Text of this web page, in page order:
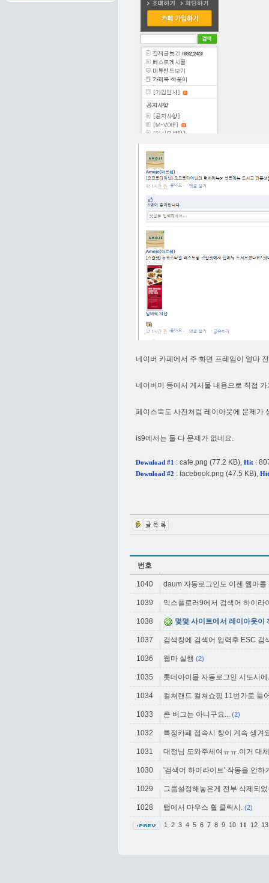
네이버 카페에서 주 화면 프레임이 얼마
네이버미 등에서 게시물 내용으로 직접
페이스북도 사진처럼 레이아웃에 문제가
is9에서는 둘 다 문제가 없네요.
Download #1 : cafe.png (77.2 KB), Hit :
Download #2 : facebook.png (47.5 KB), Hit
번호
1040 daum 자동로그인도 이젠 웹마를
1039 익스플로러9에서 검색어 하이라
1038 몇몇 사이트에서 레이아웃이
1037 검색창에 검색어 입력후 ESC 검
1036 웹마 실행 (2)
1035 롯데아이몰 자동로그인 시도시에
1034 컬쳐랜드 컬쳐쇼핑 11번가로 들
1033 큰 버그는 아니구요... (2)
1032 특정카페 접속시 창이 계속 생겨
1031 대정님 도와주세여ㅠㅠ.이거 대
1030 '검색어 하이라이트' 작동을 안하
1029 그룹설정해놓은게 전부 삭제되
1028 탭에서 마우스 휠 클릭시. (2)
1 2 3 4 5 6 7 8 9 10 11 12